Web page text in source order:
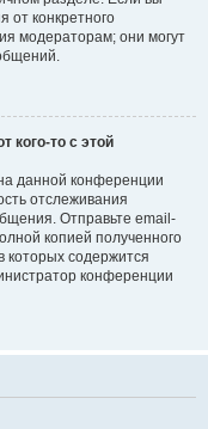
от конкретного
модераторам; они могут
кого-то с этой
данной конференции
отслеживания
Отправьте email-
копией полученного
которых содержится
конференции